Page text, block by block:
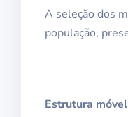
A seleção dos
população,
Estrutura